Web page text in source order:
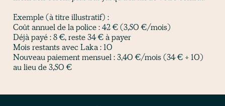
Exemple (à titre illustratif) :
Coût annuel de la police : 42 € (3,50 €/mois)
Déjà payé : 8 €, reste 34 € à payer
Mois restants avec Laka : 10
Nouveau paiement mensuel : 3,40 €/mois (34 € ÷ 10)
au lieu de 3,50 €